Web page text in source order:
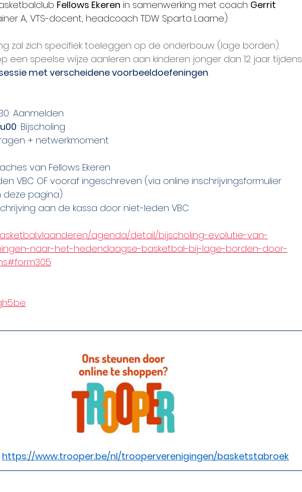
Fellows Ekeren in samenwerking met coach Gerrit
A, VTS-docent, headcoach TDW Sparta Laarne).
zal zich specifiek toeleggen op de onderbouw (lage borden).
een speelse wijze aanleren aan kinderen jonger dan 12 jaar tijdens
met verscheidene voorbeeldoefeningen.
Aanmelden
: Bijscholing
+ netwerkmoment
van Fellows Ekeren
VBC OF vooraf ingeschreven (via online inschrijvingsformulier
deze pagina)
aan de kassa door niet-leden VBC
agenda/detail/bijscholing-evolutie-van-
naar-het-hedendaagse-basketbal-bij-lage-borden-door-
https://www.trooper.be/nl/trooperverenigingen/basketstabroek